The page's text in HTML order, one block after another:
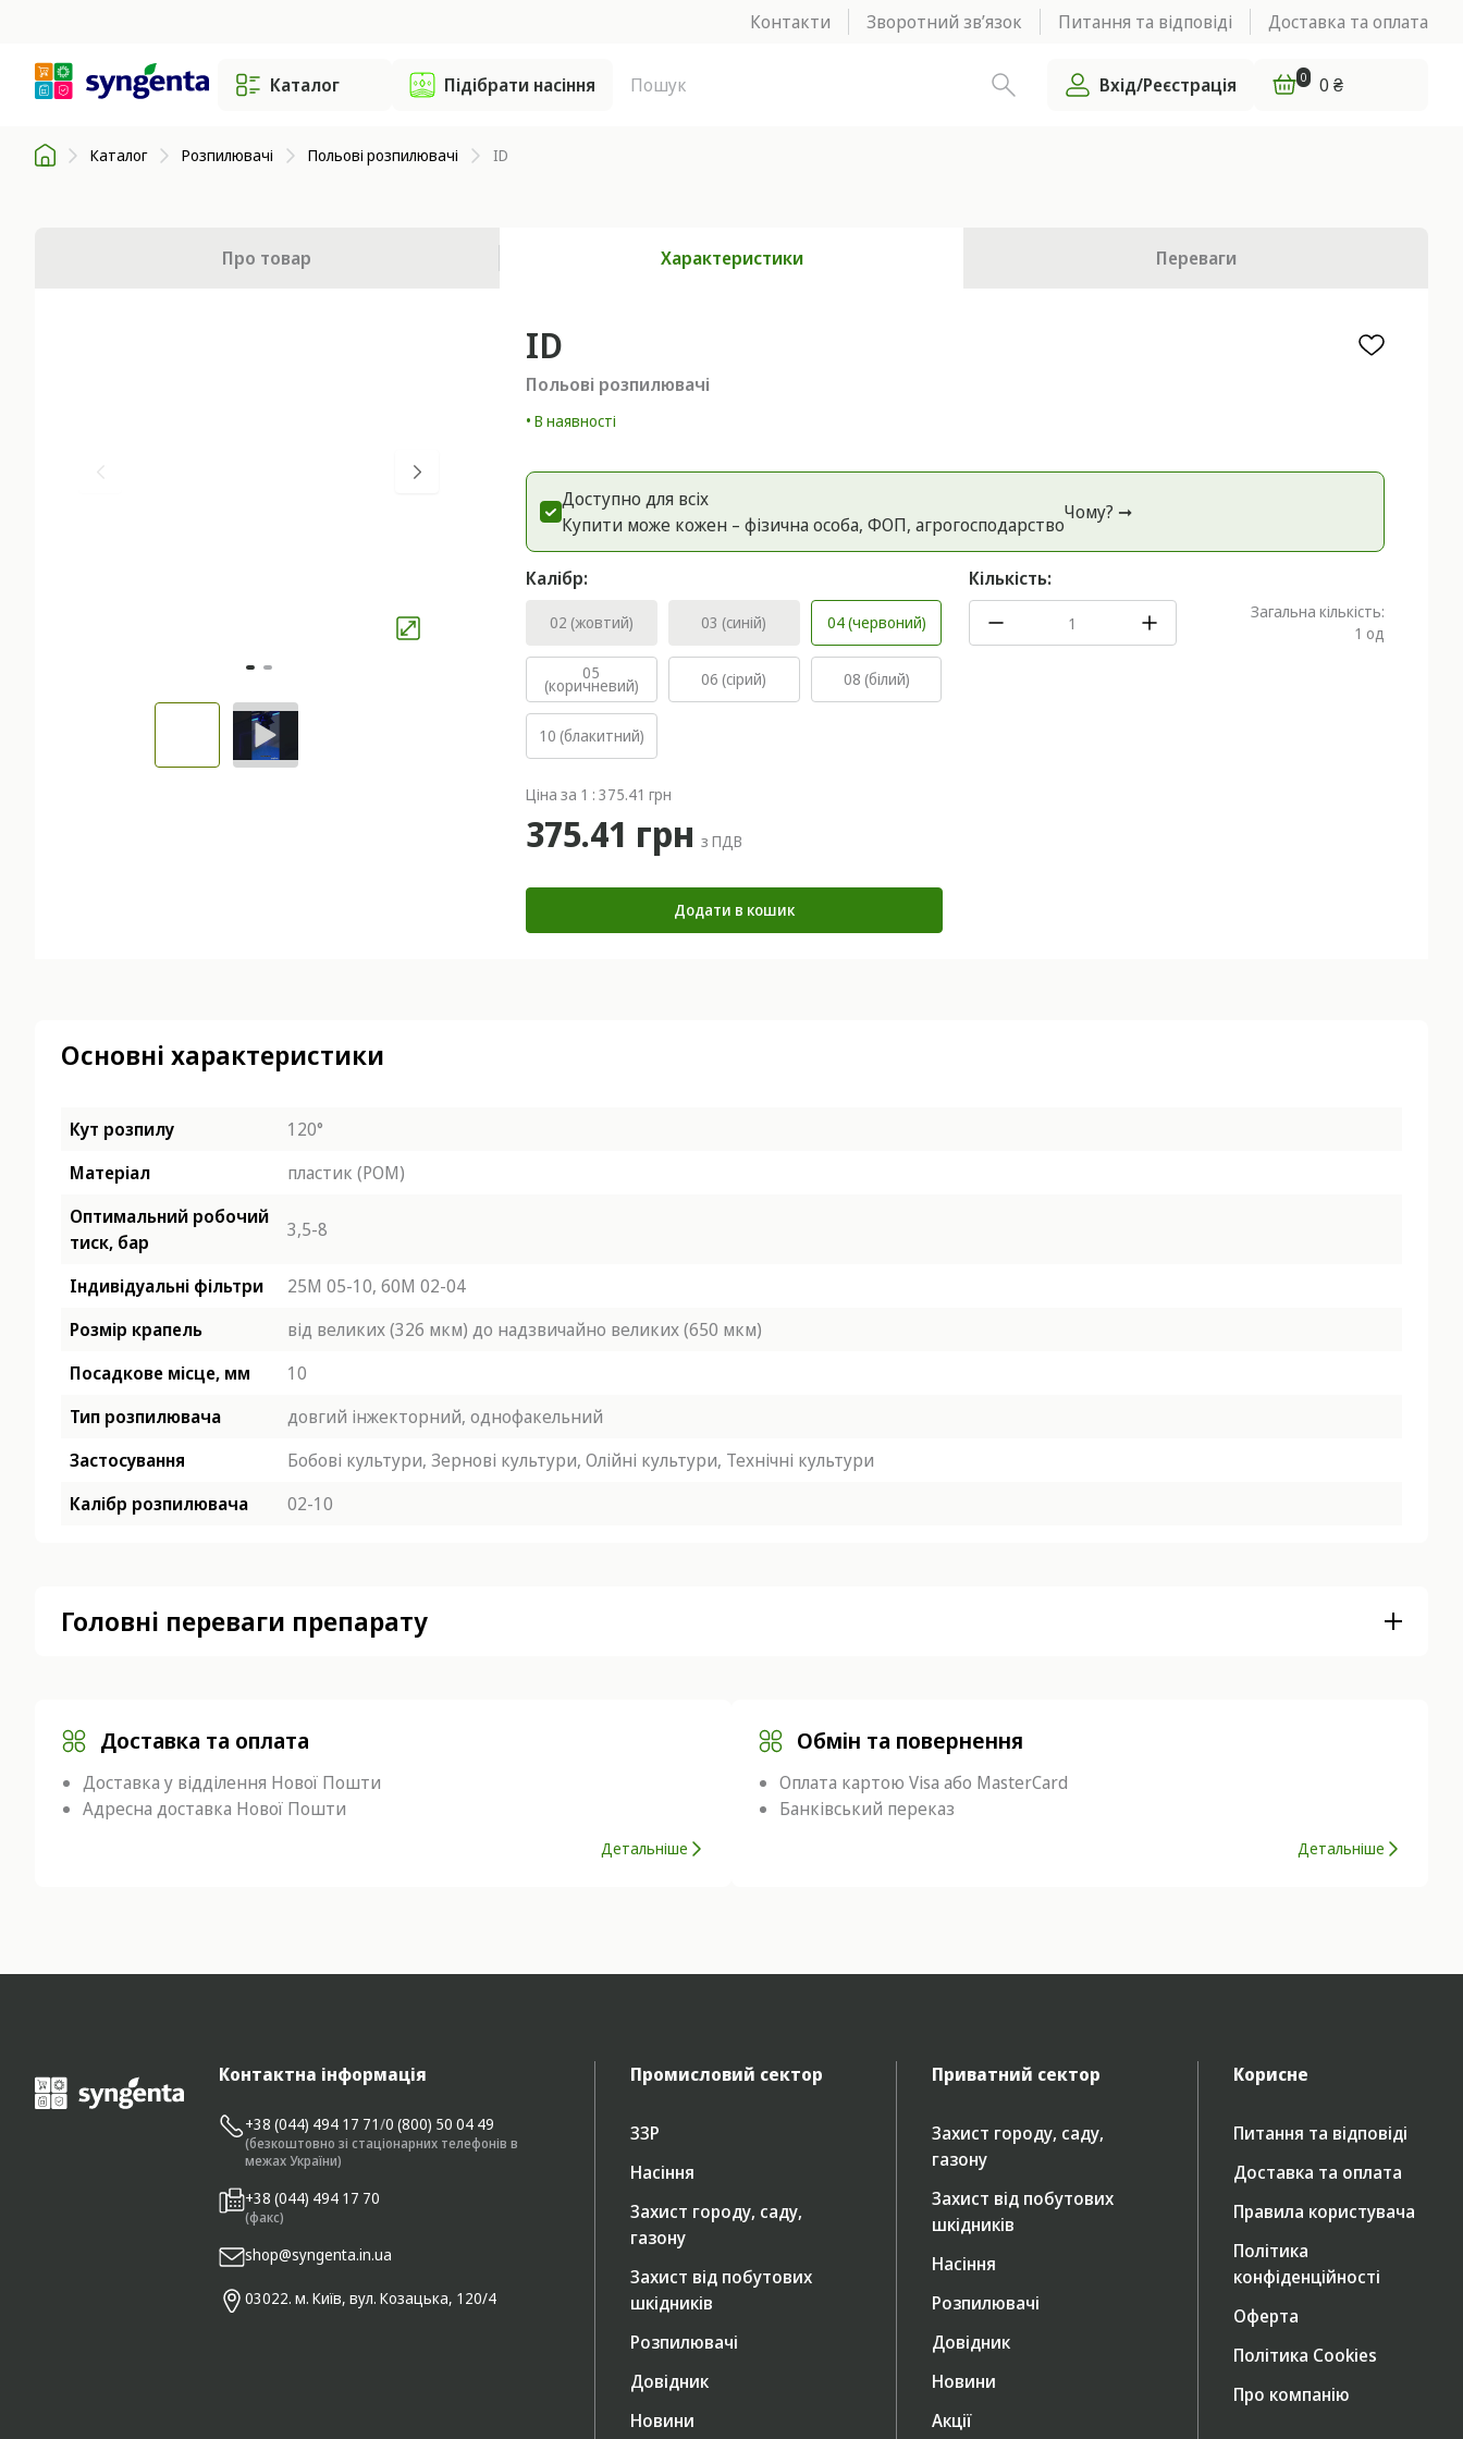
Контакти Зворотний зв’язок Питання та відповіді Доставка та оплата
Каталог Підібрати насіння Вхід/Реєстрація 0 0 ₴
Каталог Розпилювачі Польові розпилювачі ID
Про товар Характеристики Переваги
ID
Польові розпилювачі
• В наявності
Доступно для всіх
Купити може кожен – фізична особа, ФОП, агрогоспoдарство
Чому? ➞
Калібр:
02 (жовтий) 03 (синій) 04 (червоний)
05
(коричневий) 06 (сірий) 08 (білий)
10 (блакитний)
Кількість:
Загальна кількість:
1 од
Ціна за 1 : 375.41 грн
375.41 грн з ПДВ
Додати в кошик
Основні характеристики
Кут розпилу
120°
Матеріал
пластик (POM)
Оптимальний робочий
тиск, бар
3,5-8
Індивідуальні фільтри 25М 05-10, 60М 02-04
Розмір крапель
від великих (326 мкм) до надзвичайно великих (650 мкм)
Посадкове місце, мм
10
Тип розпилювача
довгий інжекторний, однофакельний
Застосування
Бобові культури, Зернові культури, Олійні культури, Технічні культури
Калібр розпилювача
02-10
Головні переваги препарату
Доставка та оплата
Доставка у відділення Нової Пошти
Адресна доставка Нової Пошти
Детальніше
Обмін та повернення
Оплата картою Visa або MasterCard
Банківський переказ
Детальніше
Контактна інформація
+38 (044) 494 17 71/0 (800) 50 04 49
(безкоштовно зі стаціонарних телефонів в
межах України)
+38 (044) 494 17 70
(факс)
shop@syngenta.in.ua
03022. м. Київ, вул. Козацька, 120/4
Промисловий сектор
ЗЗР
Насіння
Захист городу, саду,
газону
Захист від побутових
шкідників
Розпилювачі
Довідник
Новини
Приватний сектор
Захист городу, саду,
газону
Захист від побутових
шкідників
Насіння
Розпилювачі
Довідник
Новини
Акції
Корисне
Питання та відповіді
Доставка та оплата
Правила користувача
Політика
конфіденційності
Оферта
Політика Cookies
Про компанію